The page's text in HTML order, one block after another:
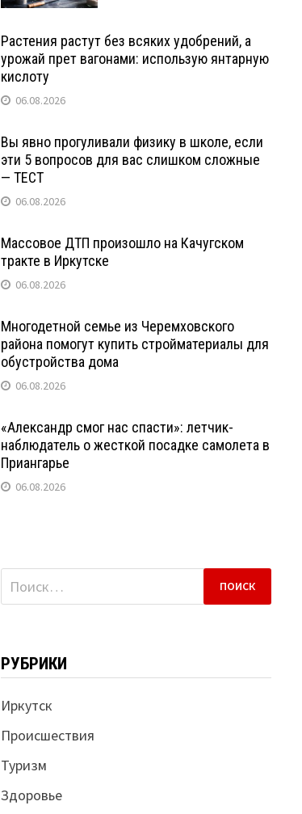
Растения растут без всяких удобрений, а
урожай прет вагонами: использую янтарную
кислоту
06.08.2026
Вы явно прогуливали физику в школе, если
эти 5 вопросов для вас слишком сложные
— ТЕСТ
06.08.2026
Массовое ДТП произошло на Качугском
тракте в Иркутске
06.08.2026
Многодетной семье из Черемховского
района помогут купить стройматериалы для
обустройства дома
06.08.2026
«Александр смог нас спасти»: летчик-
наблюдатель о жесткой посадке самолета в
Приангарье
06.08.2026
Найти:
РУБРИКИ
Иркутск
Происшествия
Туризм
Здоровье